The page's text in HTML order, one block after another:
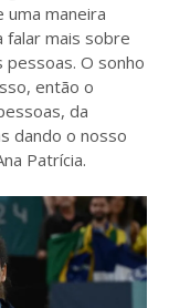
uma maneira
falar mais sobre
pessoas. O sonho
então o
da
dando o nosso
Patrícia.